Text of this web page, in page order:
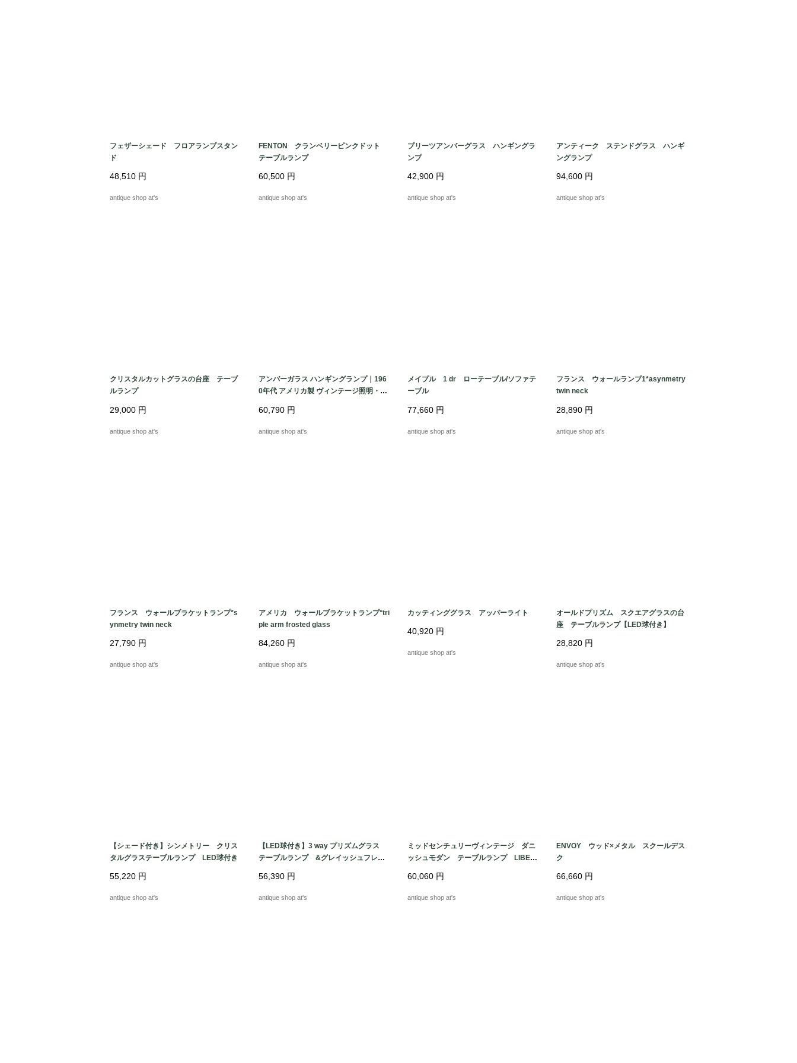
フェザーシェード フロアランプスタン
ド
48,510 円
antique shop at's
FENTON クランベリーピンクドット
テーブルランプ
60,500 円
antique shop at's
プリーツアンバーグラス ハンギングラ
ンプ
42,900 円
antique shop at's
アンティーク ステンドグラス ハンギ
ングランプ
94,600 円
antique shop at's
クリスタルカットグラスの台座 テーブ
ルランプ
29,000 円
antique shop at's
アンバーガラス ハンギングランプ｜196
0年代 アメリカ製 ヴィンテージ照明・ハ
60,790 円
antique shop at's
メイプル 1 dr ローテーブル/ソファテ
ーブル
77,660 円
antique shop at's
フランス ウォールランプ1*asynmetry
twin neck
28,890 円
antique shop at's
フランス ウォールブラケットランプ*s
ynmetry twin neck
27,790 円
antique shop at's
アメリカ ウォールブラケットランプ*tri
ple arm frosted glass
84,260 円
antique shop at's
カッティンググラス アッパーライト
40,920 円
antique shop at's
オールドプリズム スクエアグラスの台
座 テーブルランプ【LED球付き】
28,820 円
antique shop at's
【シェード付き】シンメトリー クリス
タルグラステーブルランプ LED球付き
55,220 円
antique shop at's
【LED球付き】3 way プリズムグラス
テーブルランプ &グレイッシュフレア
56,390 円
antique shop at's
ミッドセンチュリーヴィンテージ ダニ
ッシュモダン テーブルランプ LIBER
60,060 円
antique shop at's
ENVOY ウッド×メタル スクールデス
ク
66,660 円
antique shop at's